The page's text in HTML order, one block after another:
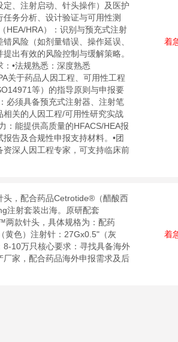
定、注射启动、针头操作）及医护
任务分析、设计验证与可用性测
HEA/HRA）：识别与预充式注射
风险（如剂量错误、操作延误、
出有效的风险控制与缓解策略。
•法规熟悉：深度熟悉
关于药品人因工程、可用性工程
等）的指导原则与申报要
必须具备预充式注射器、注射笔
相关的人因工程/可用性研究实战
：能提供高质量的HFACS/HEA报
告及合规性申报支持材料。•团
资深人因工程专家，可支持临床前
着
头，配合药品Cetrotide®（醋酸西
注射套装出海。原研配套
两款针头，具体规格为：配药
黄色）注射针：27Gx0.5"（灰
8-10万只核心要求：寻找具备海外
厂家，配合药品海外申报需求及后
着